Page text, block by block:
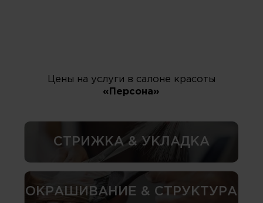
Цены на услуги в салоне красоты
«Персона»
СТРИЖКА & УКЛАДКА
ОКРАШИВАНИЕ & СТРУКТУРА